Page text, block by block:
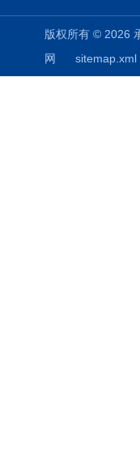
版权所有 © 2026
网
sitemap.xml